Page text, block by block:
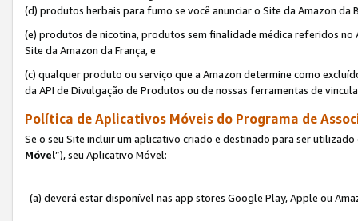
(d) produtos herbais para fumo se você anunciar o Site da Amazon da
(e) produtos de nicotina, produtos sem finalidade médica referidos no
Site da Amazon da França, e
(c) qualquer produto ou serviço que a Amazon determine como
da API de Divulgação de Produtos ou de nossas ferramentas de
Política de Aplicativos Móveis do Programa de
Se o seu Site incluir um aplicativo criado e destinado para ser
Móvel”), seu Aplicativo Móvel:
(a) deverá estar disponível nas app stores Google Play, Apple ou